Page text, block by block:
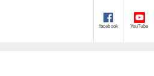
facebook YouTube